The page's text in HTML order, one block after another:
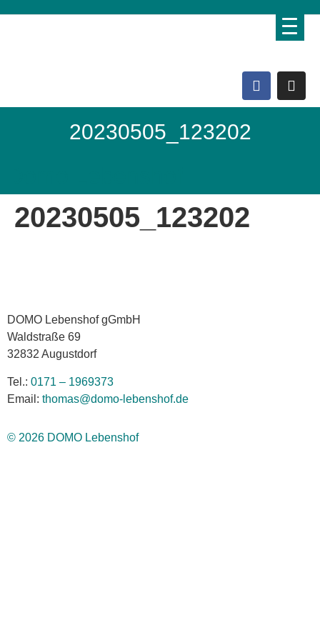
20230505_123202
20230505_123202
DOMO Lebenshof gGmbH
Waldstraße 69
32832 Augustdorf
Tel.: 0171 – 1969373
Email: thomas@domo-lebenshof.de
© 2026 DOMO Lebenshof